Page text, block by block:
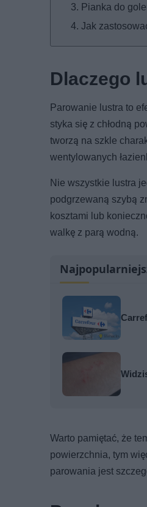
Pianka do
Jak
Dlaczego
Parowanie lustra to
styka się z chłodną
tworzą na szkle
wentylowanych
Nie wszystkie lustra
podgrzewaną szybą
kosztami lub
walkę z parą wodną.
Warto pamiętać, że
powierzchnia, tym
parowania jest